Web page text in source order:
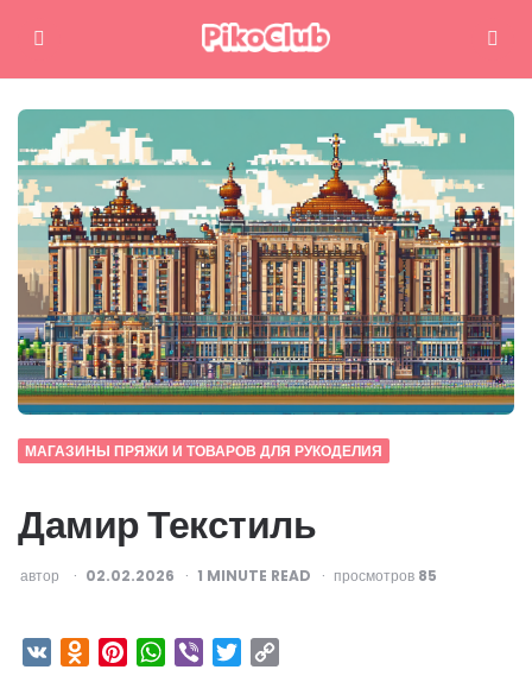
Меню Поиск
МАГАЗИНЫ ПРЯЖИ И ТОВАРОВ ДЛЯ РУКОДЕЛИЯ
Дамир Текстиль
ОПУБЛИКОВАНО
автор 02.02.2026 1 MINUTE READ просмотров 85
VK Odnoklassniki
PinterestWhatsApp
Viber Twitter